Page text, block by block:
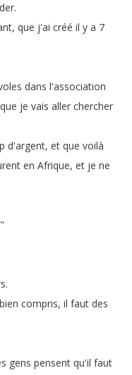
.
, que j'ai créé il y a 7
dans l'association
que je vais aller chercher
d'argent, et que voilà
en Afrique, et je ne
"
.
bien compris, il faut des
gens pensent qu'il faut